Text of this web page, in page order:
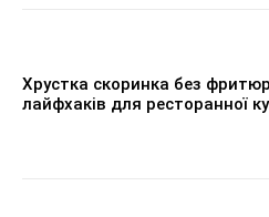
Хрустка скоринка без
лайфхаків для ресторанної